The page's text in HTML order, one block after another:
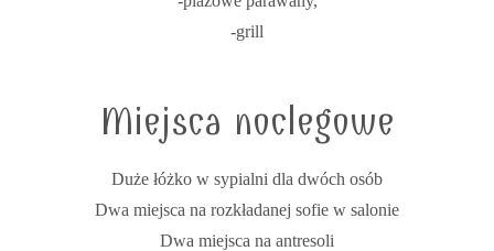
-grill
Miejsca noclegowe
Duże łóżko w sypialni dla dwóch osób
Dwa miejsca na rozkładanej sofie w salonie
Dwa miejsca na antresoli